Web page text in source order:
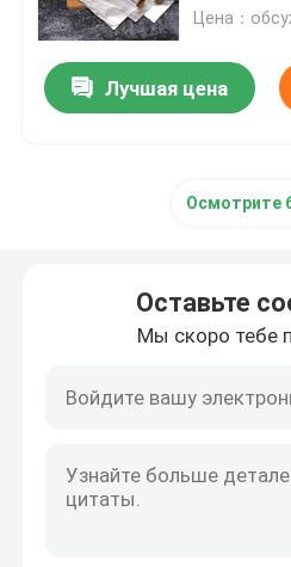
Лист алюминиевого
Чистый алюминиевый
Твердая алюминиевая
Алюминиевая квадратная
Цена：
Лучшая цена
Осмотрите
Оставьте
Мы скоро тебе